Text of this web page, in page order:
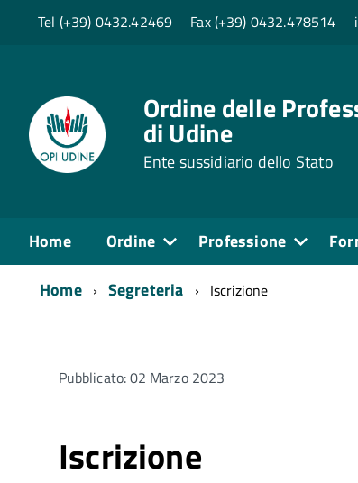
Tel (+39) 0432.42469 Fax (+39) 0432.478514
Ordine delle
di Udine
Ente sussidiario dello Stato
Home Ordine Professione
Home Segreteria Iscrizione
Pubblicato: 02 Marzo 2023
Iscrizione